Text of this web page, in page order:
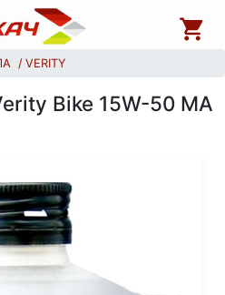
VERITY
Bike 15W-50 MA